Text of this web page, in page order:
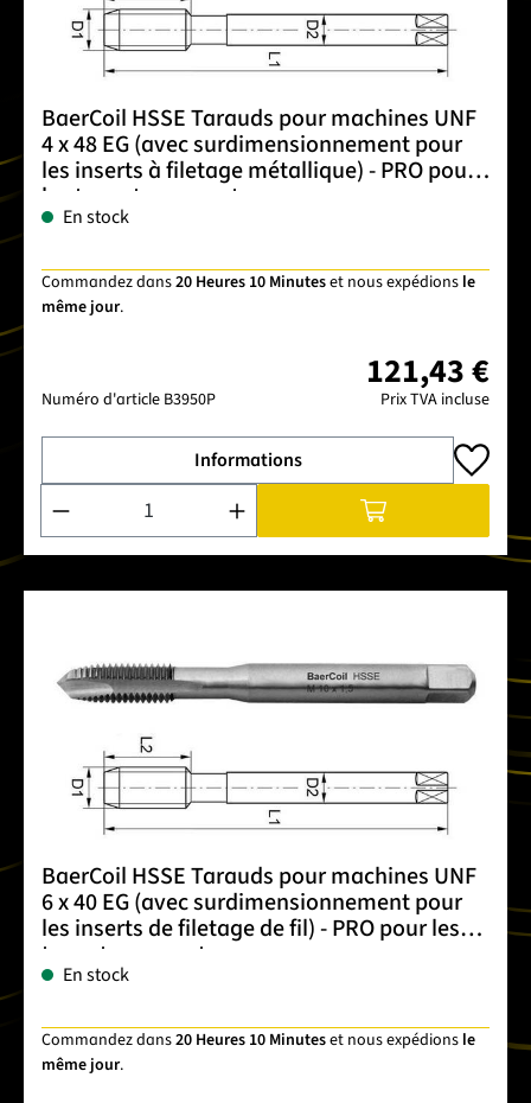
BaerCoil HSSE Tarauds pour machines UNF
4 x 48 EG (avec surdimensionnement pour
les inserts à filetage métallique) - PRO pour
les trous traversants
En stock
Commandez dans20 Heures 10 Minuteset nous expédions le
même jour.
Numéro d'article B3950P
121,43 €
Prix TVA incluse
Informations
Quantité de produit : Entrez la quantité souhaitée ou
BaerCoil HSSE Tarauds pour machines UNF
6 x 40 EG (avec surdimensionnement pour
les inserts de filetage de fil) - PRO pour les
trous traversants
En stock
Commandez dans20 Heures 10 Minuteset nous expédions le
même jour.